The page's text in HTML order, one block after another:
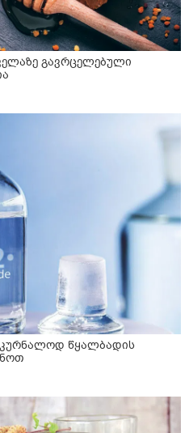
გავრცელებული
წყალბადის